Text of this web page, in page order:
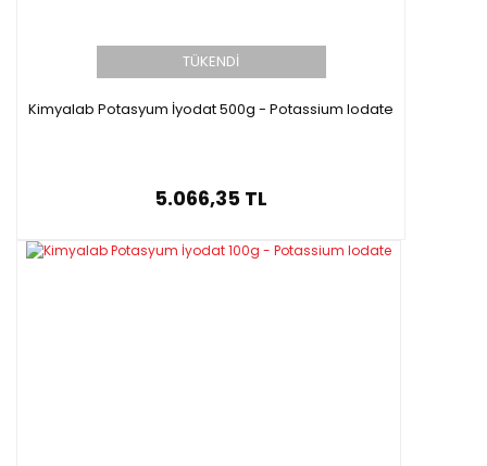
TÜKENDİ
Kimyalab Potasyum İyodat 500g - Potassium Iodate
5.066,35 TL